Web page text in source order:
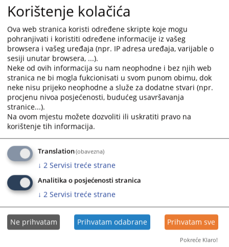
Odluka o izboru najpovoljnijeg ponuđača u postupku javne
nabavke usluga čišćenja uredskih prostorija
Dokument možete skinuti u odjeljku prateći dokumenti.
Prikazana vijest je na: Hrvatski jezik
Prateći dokumenti
Odluka o izboru najpovoljnijeg ponuđača
88PREGLEDA
Korištenje kolačića
Ova web stranica koristi određene skripte koje mogu
pohranjivati i koristiti određene informacije iz vašeg
browsera i vašeg uređaja (npr. IP adresa uređaja, varijable o
sesiji unutar browsera, ...).
Neke od ovih informacija su nam neophodne i bez njih web
stranica ne bi mogla fukcionisati u svom punom obimu, dok
neke nisu prijeko neophodne a služe za dodatne stvari (npr.
procjenu nivoa posjećenosti, budućeg usavršavanja
stranice...).
Na ovom mjestu možete dozvoliti ili uskratiti pravo na
korištenje tih informacija.
Translation(obavezna)
↓ 2 Servisi treće strane
Analitika o posjećenosti stranica
↓ 2 Servisi treće strane
Ne prihvatam Prihvatam odabrane Prihvatam sve
Pokreće Klaro!